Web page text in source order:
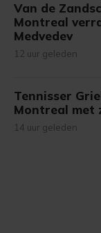
Van de
Montreal
Medvedev
12 uur geleden
Tennisser
Montreal met
14 uur geleden